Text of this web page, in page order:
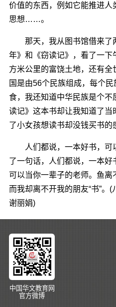
价值的东西，例如它能推进人
思想……。
那天，我从图书馆借来了
年》和《窃读记》，看了一
方米公里的富饶土地，还有
国是由56个民族组成，每个
食，我还知道中华民族是个
读记》这本书却让我知道了当
了小女孩想读书却没钱买书的
人们都说，一本好书，可
了一句话，人们都说，一本
可以当你一辈子的老师。鱼离
而我却离不开我的朋友“书”。
谢丽娟)
中国华文教育网
官方微博